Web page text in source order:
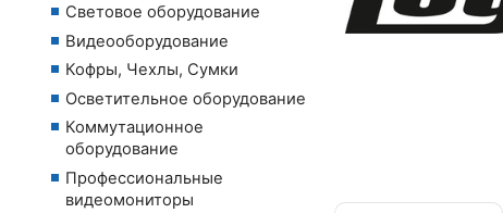
Световое оборудование
Видеооборудование
Кофры, Чехлы, Сумки
Осветительное оборудование
Коммутационное
оборудование
Профессиональные
видеомониторы